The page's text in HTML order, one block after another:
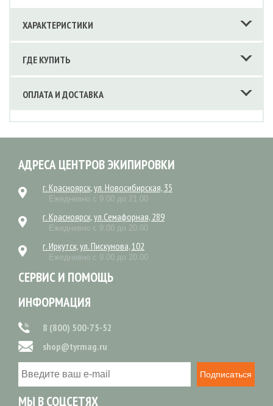
ХАРАКТЕРИСТИКИ
ГДЕ КУПИТЬ
ОПЛАТА И ДОСТАВКА
АДРЕСА ЦЕНТРОВ ЭКИПИРОВКИ
г. Красноярск, ул. Новосибирская, 35
Ежедневно с 9.00 до 21.00
г. Красноярск, ул.Семафорная, 289
Ежедневно с 9.00 до 20.00
г. Иркутск, ул. Пискунова, 102
Ежедневно с 9.00 до 20.00
СЕРВИС И ПОМОЩЬ
ИНФОРМАЦИЯ
8 (800) 500-75-52
shop@tyrmag.ru
Подписаться
МЫ В СОЦСЕТЯХ